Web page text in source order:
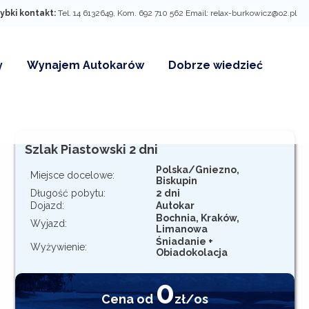
kontakt: Tel. 14 6132649, Kom. 692 710 562 Email: relax-burkowicz@o2.pl
Wynajem Autokarów Dobrze wiedzieć
Szlak Piastowski 2 dni
Miejsce docelowe:
Polska/Gniezno,
Biskupin
Długość pobytu:
2 dni
Dojazd:
Autokar
Wyjazd:
Bochnia, Kraków,
Limanowa
Wyżywienie:
Śniadanie +
Obiadokolacja
Cena od0zł/os